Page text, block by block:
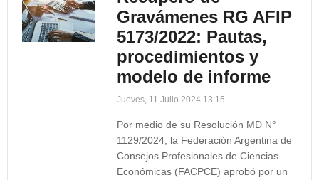
Gravámenes RG AFIP
5173/2022: Pautas,
procedimientos y
modelo de informe
Jueves, 11 Julio 2024 13:15
Por medio de su Resolución MD N°
1129/2024, la Federación Argentina de
Consejos Profesionales de Ciencias
Económicas (FACPCE) aprobó por un